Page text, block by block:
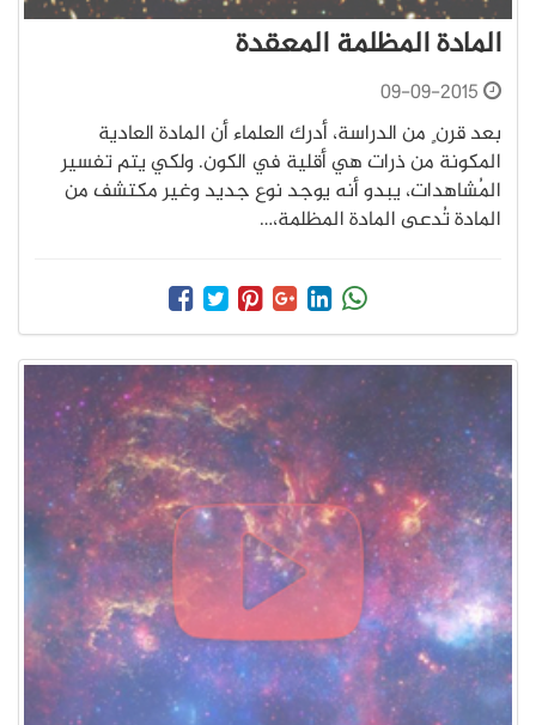
المادة المظلمة المعقدة
09-09-2015
بعد قرن ٍ من الدراسة، أدرك العلماء أن المادة العادية
المكونة من ذرات هي أقلية في الكون. ولكي يتم تفسير
المُشاهدات، يبدو أنه يوجد نوع جديد وغير مكتشف من
المادة تُدعى المادة المظلمة،…